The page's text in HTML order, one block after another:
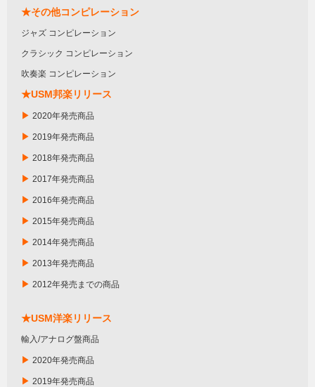
★その他コンピレーション
ジャズ コンピレーション
クラシック コンピレーション
吹奏楽 コンピレーション
★USM邦楽リリース
▶ 2020年発売商品
▶ 2019年発売商品
▶ 2018年発売商品
▶ 2017年発売商品
▶ 2016年発売商品
▶ 2015年発売商品
▶ 2014年発売商品
▶ 2013年発売商品
▶ 2012年発売までの商品
★USM洋楽リリース
輸入/アナログ盤商品
▶ 2020年発売商品
▶ 2019年発売商品